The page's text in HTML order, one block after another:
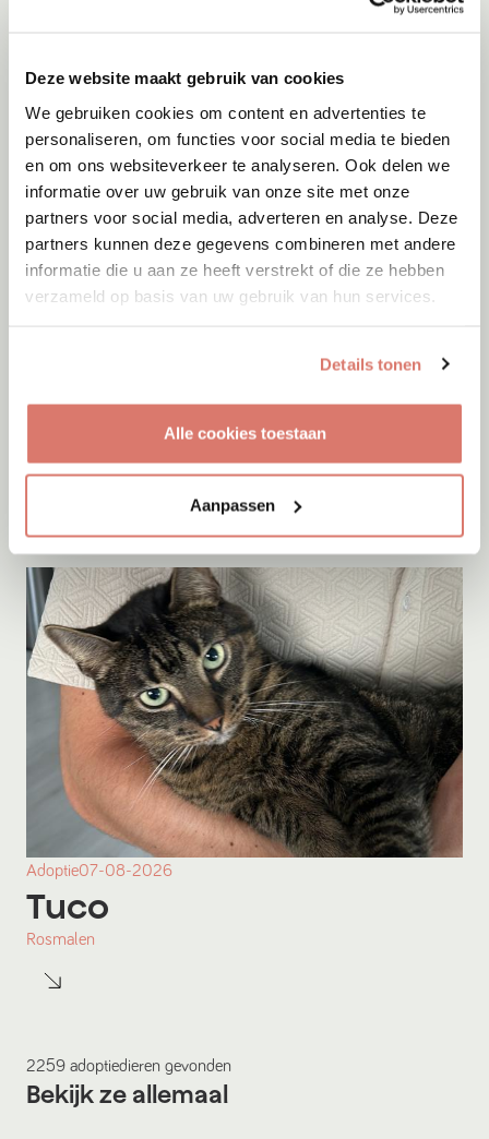
Deze website maakt gebruik van cookies
We gebruiken cookies om content en advertenties te
personaliseren, om functies voor social media te bieden
en om ons websiteverkeer te analyseren. Ook delen we
informatie over uw gebruik van onze site met onze
partners voor social media, adverteren en analyse. Deze
partners kunnen deze gegevens combineren met andere
informatie die u aan ze heeft verstrekt of die ze hebben
verzameld op basis van uw gebruik van hun services.
Details tonen
Alle cookies toestaan
Aanpassen
Adoptie
Vleuten
Adoptie07-08-2026
Tuco
Rosmalen
2259 adoptiedieren gevonden
Bekijk ze allemaal